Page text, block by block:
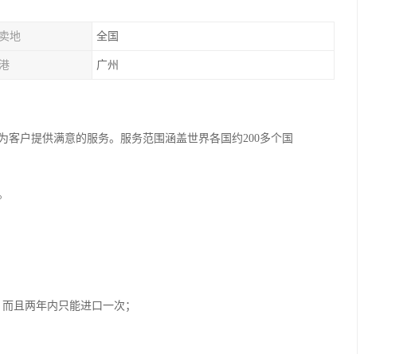
地 全国
广州
户提供满意的服务。服务范围涵盖世界各国约200多个国
且两年内只能进口一次；